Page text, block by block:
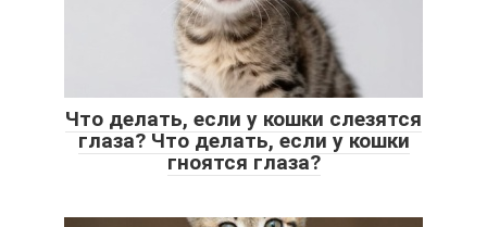
Что делать, если у кошки слезятся
глаза? Что делать, если у кошки
гноятся глаза?